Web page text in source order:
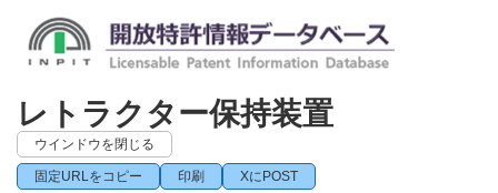
レトラクター保持装置
ウインドウを閉じる
固定URLをコピー 印刷 XにPOST